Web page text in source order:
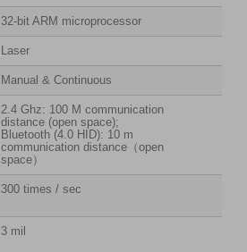
32-bit ARM microprocessor
Laser
Manual & Continuous
2.4 Ghz: 100 M communication
distance (open space);
Bluetooth (4.0 HID): 10 m
communication distance（open
space）
300 times / sec
3 mil